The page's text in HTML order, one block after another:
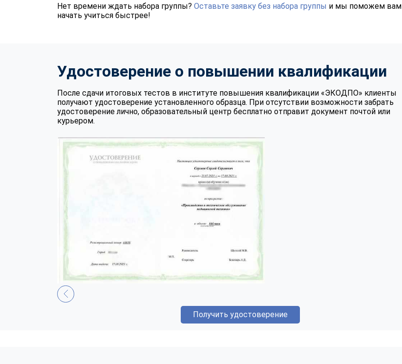
Нет времени ждать набора группы? Оставьте заявку без набора группы и мы поможем вам
начать учиться быстрее!
Удостоверение о повышении квалификации
После сдачи итоговых тестов в институте повышения квалификации «ЭКОДПО» клиенты
получают удостоверение установленного образца. При отсутствии возможности забрать
удостоверение лично, образовательный центр бесплатно отправит документ почтой или
курьером.
Получить удостоверение